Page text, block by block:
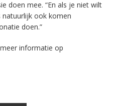
doen mee. “En als je niet wilt
ook komen
doen.”
informatie op